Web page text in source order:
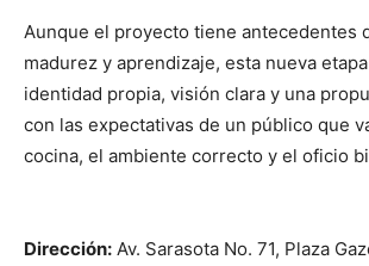
Aunque el proyecto tiene antecedentes
madurez y aprendizaje, esta nueva
identidad propia, visión clara y una
con las expectativas de un público que
cocina, el ambiente correcto y el oficio
Dirección: Av. Sarasota No. 71, Plaza